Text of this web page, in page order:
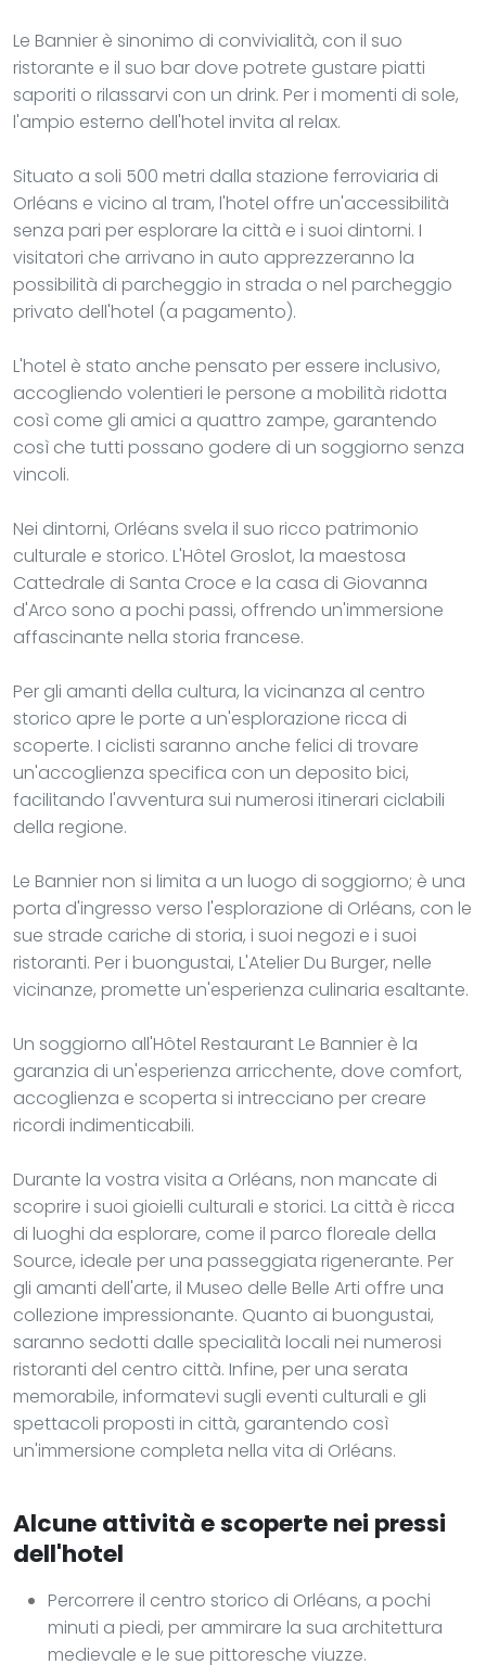
Le Bannier è sinonimo di convivialità, con il suo
ristorante e il suo bar dove potrete gustare piatti
saporiti o rilassarvi con un drink. Per i momenti di sole,
l'ampio esterno dell'hotel invita al relax.
Situato a soli 500 metri dalla stazione ferroviaria di
Orléans e vicino al tram, l'hotel offre un'accessibilità
senza pari per esplorare la città e i suoi dintorni. I
visitatori che arrivano in auto apprezzeranno la
possibilità di parcheggio in strada o nel parcheggio
privato dell'hotel (a pagamento).
L'hotel è stato anche pensato per essere inclusivo,
accogliendo volentieri le persone a mobilità ridotta
così come gli amici a quattro zampe, garantendo
così che tutti possano godere di un soggiorno senza
vincoli.
Nei dintorni, Orléans svela il suo ricco patrimonio
culturale e storico. L'Hôtel Groslot, la maestosa
Cattedrale di Santa Croce e la casa di Giovanna
d'Arco sono a pochi passi, offrendo un'immersione
affascinante nella storia francese.
Per gli amanti della cultura, la vicinanza al centro
storico apre le porte a un'esplorazione ricca di
scoperte. I ciclisti saranno anche felici di trovare
un'accoglienza specifica con un deposito bici,
facilitando l'avventura sui numerosi itinerari ciclabili
della regione.
Le Bannier non si limita a un luogo di soggiorno; è una
porta d'ingresso verso l'esplorazione di Orléans, con le
sue strade cariche di storia, i suoi negozi e i suoi
ristoranti. Per i buongustai, L'Atelier Du Burger, nelle
vicinanze, promette un'esperienza culinaria esaltante.
Un soggiorno all'Hôtel Restaurant Le Bannier è la
garanzia di un'esperienza arricchente, dove comfort,
accoglienza e scoperta si intrecciano per creare
ricordi indimenticabili.
Durante la vostra visita a Orléans, non mancate di
scoprire i suoi gioielli culturali e storici. La città è ricca
di luoghi da esplorare, come il parco floreale della
Source, ideale per una passeggiata rigenerante. Per
gli amanti dell'arte, il Museo delle Belle Arti offre una
collezione impressionante. Quanto ai buongustai,
saranno sedotti dalle specialità locali nei numerosi
ristoranti del centro città. Infine, per una serata
memorabile, informatevi sugli eventi culturali e gli
spettacoli proposti in città, garantendo così
un'immersione completa nella vita di Orléans.
Alcune attività e scoperte nei pressi
dell'hotel
Percorrere il centro storico di Orléans, a pochi
minuti a piedi, per ammirare la sua architettura
medievale e le sue pittoresche viuzze.